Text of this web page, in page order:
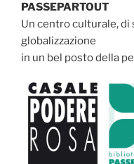
PASSEPARTOUT
Un centro culturale, di
globalizzazione
in un bel posto della